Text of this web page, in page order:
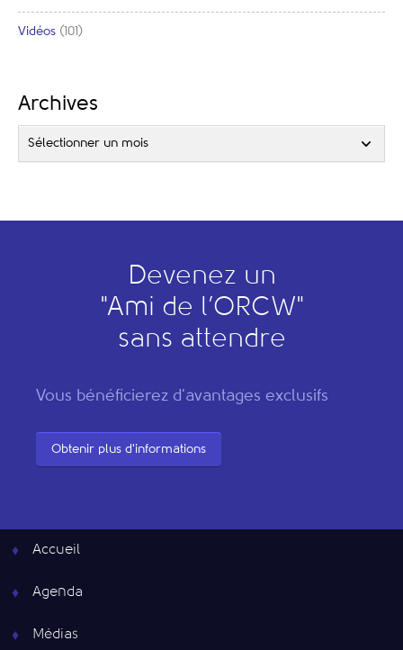
Vidéos (101)
Archives
Sélectionner un mois
Devenez un
"Ami de l’ORCW"
sans attendre
Vous bénéficierez d'avantages exclusifs
Obtenir plus d'informations
Accueil
Agenda
Médias